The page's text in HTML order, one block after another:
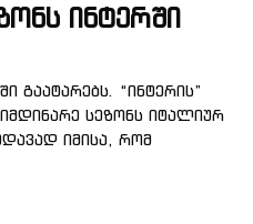
ინტერში
გაატარებს. “ინტერის”
სეზონს იტალიურ
იმისა, რომ